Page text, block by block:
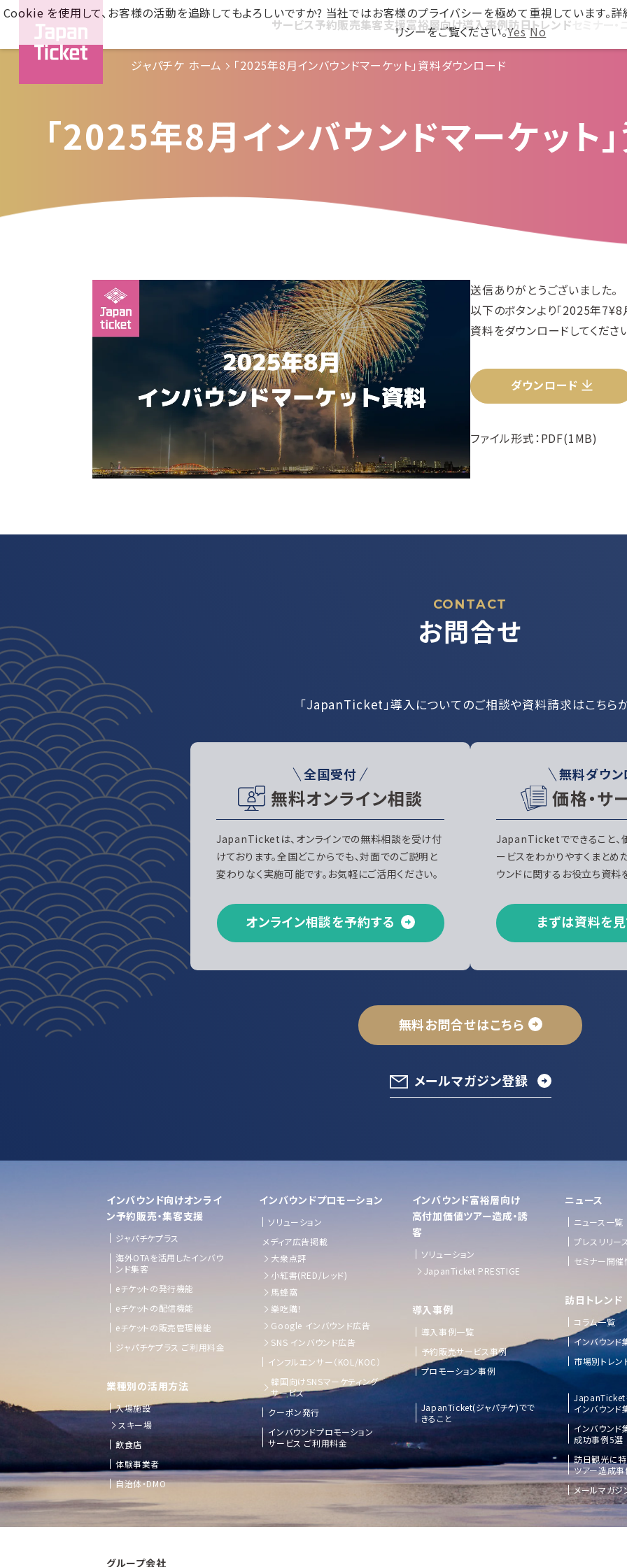
サービス予約販売集客支援富裕層向け導入事例訪日トレンド セミナー
「2025年8月インバウンドマーケット
ジャパチケ ホーム 「2025年8月インバウンドマーケット」資料ダウンロード
送信ありがとうございました。
以下のボタンより「2025年7¥8
資料をダウンロードしてくださ
ダウンロード
ファイル形式：PDF(1MB)
CONTACT
お問合せ
「JapanTicket」導入についてのご相談や資料請求はこちら
全国受付
無料オンライン相談
JapanTicketは、オンラインでの無料相談を受け付
けております。全国どこからでも、対面でのご説明と
変わりなく実施可能です。お気軽にご活用ください。
オンライン相談を予約する
無料ダウン
価格・サ
JapanTicketでできること、
ービスをわかりやすくまとめ
ウンドに関するお役立ち資料
まずは資料を
無料お問合せはこちら
メールマガジン登録
インバウンド向けオンライ
ン予約販売・集客支援
ジャパチケプラス
海外OTAを活用したインバウ
ンド集客
eチケットの発行機能
eチケットの配信機能
eチケットの販売管理機能
ジャパチケプラス ご利用料金
業種別の活用方法
入場施設
スキー場
飲食店
体験事業者
自治体・DMO
インバウンドプロモーション
ソリューション
メディア広告掲載
大衆点評
小紅書(RED/レッド)
馬蜂窩
樂吃購！
Google インバウンド広告
SNS インバウンド広告
インフルエンサー（KOL/KOC）
韓国向けSNSマーケティング
サービス
クーポン発行
インバウンドプロモーション
サービス ご利用料金
インバウンド富裕層向け
⾼付加価値ツアー造成・誘
客
ソリューション
JapanTicket PRESTIGE
導入事例
導入事例一覧
予約販売サービス事例
プロモーション事例
JapanTicket(ジャパチケ)でで
きること
ニュース
ニュース一覧
プレスリリー
セミナー開催
訪日トレンド
コラム一覧
インバウンド
市場別トレン
JapanTicket
インバウンド
インバウンド
成功事例5選
訪日観光に
ツアー造成事
メールマガジ
グループ会社
Cookie を使用して、お客様の活動を追跡してもよろしいですか? 当社ではお客様のプライバシーを極めて重視しています。
リシーをご覧ください。Yes No